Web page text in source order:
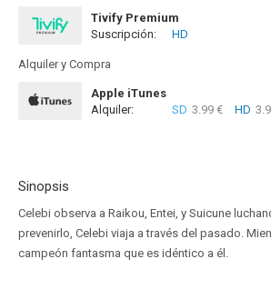
Tivify Premium
Disponible hasta el Sab, 08 Ago 2026
Suscripción: HD
Alquiler y Compra
Apple iTunes
Alquiler:
SD 3.99 € HD
Sinopsis
Celebi observa a Raikou, Entei, y Suicune
prevenirlo, Celebi viaja a través del pasado.
campeón fantasma que es idéntico a él.